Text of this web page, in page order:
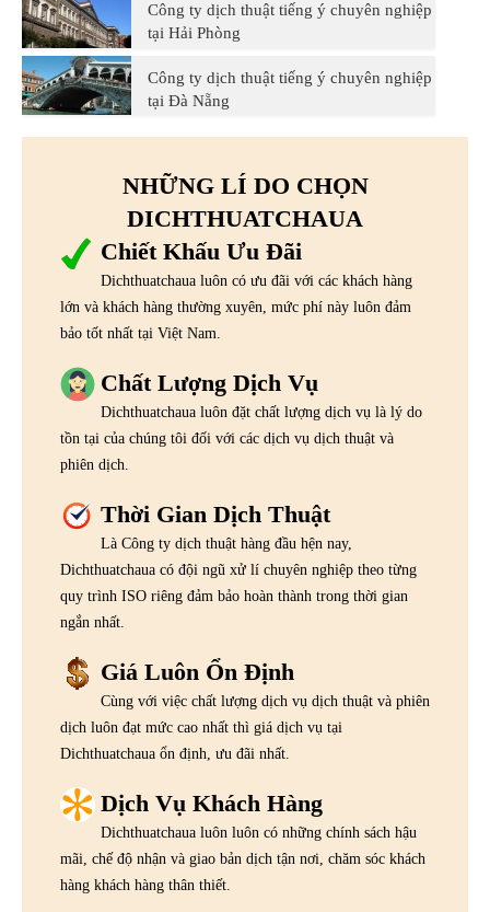
Công ty dịch thuật tiếng ý chuyên nghiệp
tại Hải Phòng
Công ty dịch thuật tiếng ý chuyên nghiệp
tại Đà Nẵng
NHỮNG LÍ DO CHỌN
DICHTHUATCHAUA
Chiết Khấu Ưu Đãi
Dichthuatchaua luôn có ưu đãi với các khách hàng
lớn và khách hàng thường xuyên, mức phí này luôn đảm
bảo tốt nhất tại Việt Nam.
Chất Lượng Dịch Vụ
Dichthuatchaua luôn đặt chất lượng dịch vụ là lý do
tồn tại của chúng tôi đối với các dịch vụ dịch thuật và
phiên dịch.
Thời Gian Dịch Thuật
Là Công ty dịch thuật hàng đầu hện nay,
Dichthuatchaua có đội ngũ xử lí chuyên nghiệp theo từng
quy trình ISO riêng đảm bảo hoàn thành trong thời gian
ngắn nhất.
Giá Luôn Ổn Định
Cùng với việc chất lượng dịch vụ dịch thuật và phiên
dịch luôn đạt mức cao nhất thì giá dịch vụ tại
Dichthuatchaua ổn định, ưu đãi nhất.
Dịch Vụ Khách Hàng
Dichthuatchaua luôn luôn có những chính sách hậu
mãi, chế độ nhận và giao bản dịch tận nơi, chăm sóc khách
hàng khách hàng thân thiết.